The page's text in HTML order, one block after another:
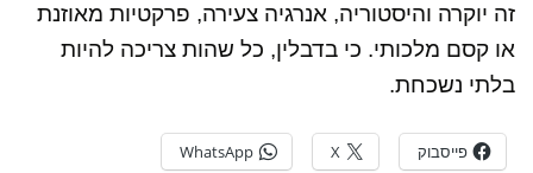
זה יוקרה והיסטוריה, אנרגיה צעירה, פרקטיות מאוזנת
או קסם מלכותי. כי בדבלין, כל שהות צריכה להיות
בלתי נשכחת.
פייסבוק X
WhatsApp